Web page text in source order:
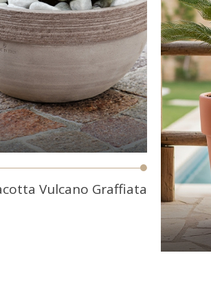
Vulcano Graffiata